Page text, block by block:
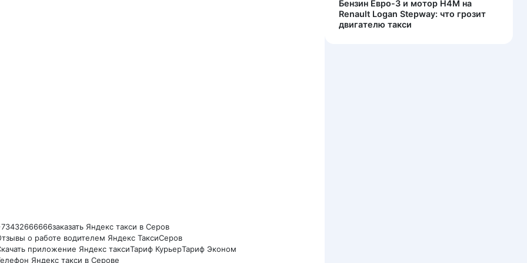
заказать Яндекс такси в Серов
о работе водителем Яндекс ТаксиСеров
приложение Яндекс таксиТариф КурьерТариф Эконом
Яндекс такси в Серове
Бензин Евро-3 и мотор H4M на
Renault Logan Stepway: что грозит
двигателю такси